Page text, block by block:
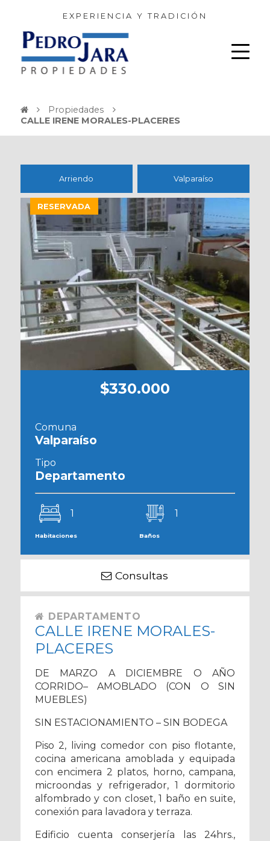
EXPERIENCIA Y TRADICIÓN
Propiedades
CALLE IRENE MORALES-PLACERES
Arriendo Valparaíso
RESERVADA
$330.000
Comuna
Valparaíso
Tipo
Departamento
1
Habitaciones
1
Baños
Consultas
DEPARTAMENTO
CALLE IRENE MORALES-
PLACERES
DE MARZO A DICIEMBRE O AÑO
CORRIDO– AMOBLADO (CON O SIN
MUEBLES)
SIN ESTACIONAMIENTO – SIN BODEGA
Piso 2, living comedor con piso flotante,
cocina americana amoblada y equipada
con encimera 2 platos, horno, campana,
microondas y refrigerador, 1 dormitorio
alfombrado y con closet, 1 baño en suite,
conexión para lavadora y terraza.
Edificio cuenta conserjería las 24hrs.,